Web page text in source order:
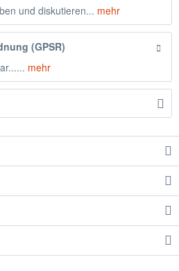
und diskutieren... mehr
(GPSR)
mehr